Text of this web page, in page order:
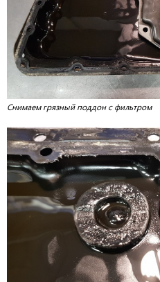
Снимаем грязный поддон с фильтром